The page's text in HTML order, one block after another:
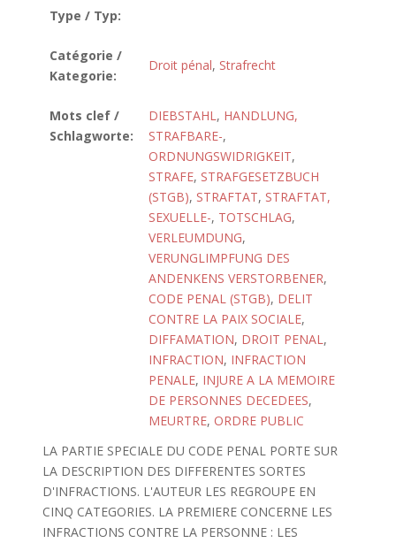
Type / Typ:
Catégorie /
Kategorie:
Droit pénal, Strafrecht
Mots clef /
Schlagworte:
DIEBSTAHL, HANDLUNG,
STRAFBARE-,
ORDNUNGSWIDRIGKEIT,
STRAFE, STRAFGESETZBUCH
(STGB), STRAFTAT, STRAFTAT,
SEXUELLE-, TOTSCHLAG,
VERLEUMDUNG,
VERUNGLIMPFUNG DES
ANDENKENS VERSTORBENER,
CODE PENAL (STGB), DELIT
CONTRE LA PAIX SOCIALE,
DIFFAMATION, DROIT PENAL,
INFRACTION, INFRACTION
PENALE, INJURE A LA MEMOIRE
DE PERSONNES DECEDEES,
MEURTRE, ORDRE PUBLIC
LA PARTIE SPECIALE DU CODE PENAL PORTE SUR
LA DESCRIPTION DES DIFFERENTES SORTES
D'INFRACTIONS. L'AUTEUR LES REGROUPE EN
CINQ CATEGORIES. LA PREMIERE CONCERNE LES
INFRACTIONS CONTRE LA PERSONNE : LES